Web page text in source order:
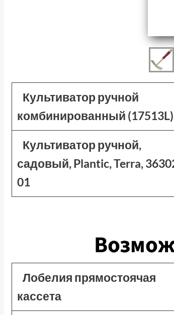
Культиватор ручной
комбинированный (17513L)
Культиватор ручной,
садовый, Plantic, Terra,
01
Лобелия прямостоячая
кассета